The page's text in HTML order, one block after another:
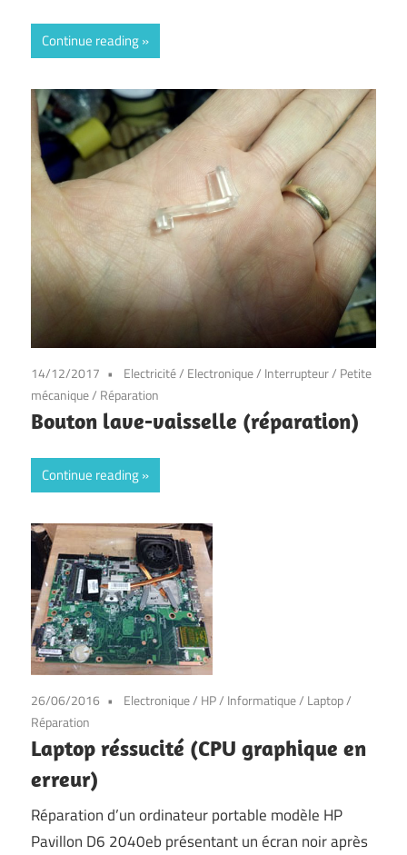
Continue reading
14/12/2017 Electricité/ Electronique/ Interrupteur/ Petite
mécanique/ Réparation
Bouton lave-vaisselle (réparation)
Continue reading
26/06/2016 Electronique/ HP/ Informatique/ Laptop/
Réparation
Laptop réssucité (CPU graphique en
erreur)
Réparation d’un ordinateur portable modèle HP
Pavillon D6 2040eb présentant un écran noir après